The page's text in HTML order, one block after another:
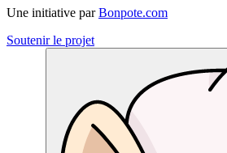
Une initiative par Bonpote.com
Soutenir le projet